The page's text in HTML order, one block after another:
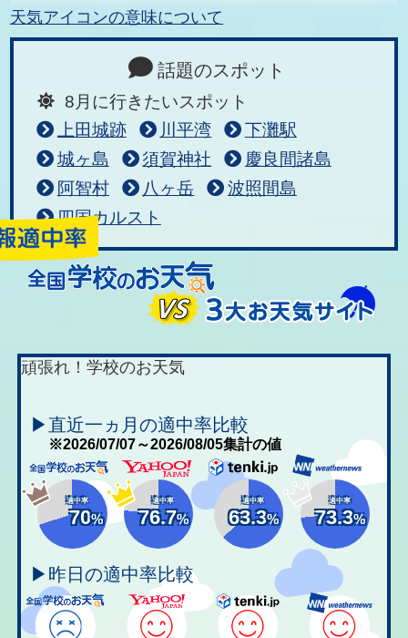
天気アイコンの意味について
話題のスポット
8月に行きたいスポット
上田城跡
川平湾
下灘駅
城ヶ島
須賀神社
慶良間諸島
阿智村
八ヶ岳
波照間島
四国カルスト
頑張れ！学校のお天気
▶直近一ヵ月の適中率比較
※2026/07/07～2026/08/05集計の値
適中率
70%
適中率
76.7%
適中率
63.3%
適中率
73.3%
▶昨日の適中率比較